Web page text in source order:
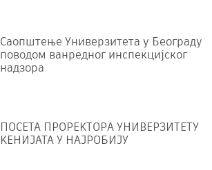
Саопштење Универзитета у Београду
поводом ванредног инспекцијског
надзора
ПОСЕТА ПРОРЕKТОРА УНИВЕРЗИТЕТУ
KЕНИЈАТА У НАЈРОБИЈУ